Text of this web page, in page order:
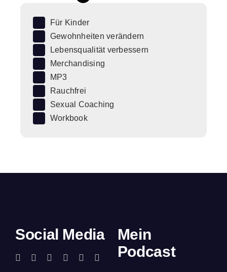
Für Kinder
Gewohnheiten verändern
Lebensqualität verbessern
Merchandising
MP3
Rauchfrei
Sexual Coaching
Workbook
Social Media
Mein
Podcast